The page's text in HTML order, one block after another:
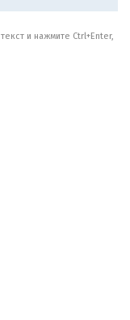
и нажмите Ctrl+Enter,